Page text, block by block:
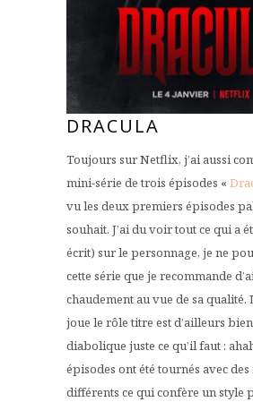
DRACULA
Toujours sur Netflix, j’ai aussi
mini-série de trois épisodes «
vu les deux premiers épisodes
souhait. J’ai du voir tout ce qui a
écrit) sur le personnage, je ne
cette série que je recommande
chaudement au vue de sa qualité.
joue le rôle titre est d’ailleurs
diabolique juste ce qu’il faut :
épisodes ont été tournés avec
différents ce qui confère un style